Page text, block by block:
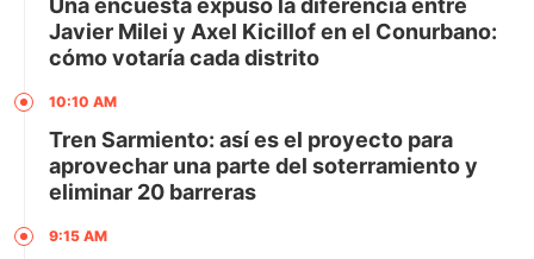
Javier Milei y Axel Kicillof en el Conurbano:
cómo votaría cada distrito
10:10 AM
Tren Sarmiento: así es el proyecto para
aprovechar una parte del soterramiento y
eliminar 20 barreras
9:15 AM